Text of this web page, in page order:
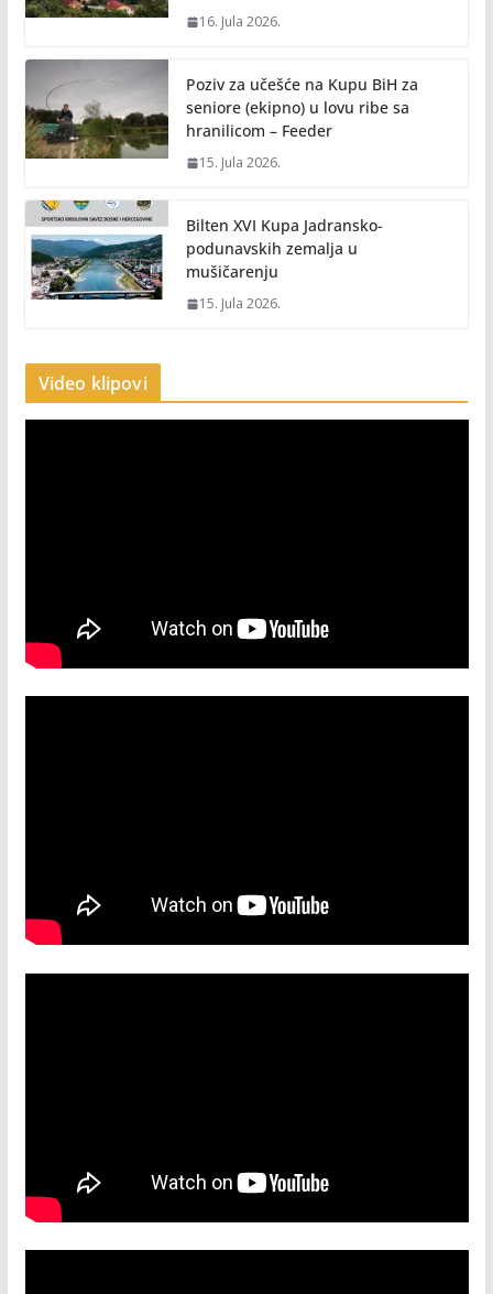
16. Jula 2026.
Poziv za učešće na Kupu BiH za
seniore (ekipno) u lovu ribe sa
hranilicom – Feeder
15. Jula 2026.
Bilten XVI Kupa Jadransko-
podunavskih zemalja u
mušičarenju
15. Jula 2026.
Video klipovi